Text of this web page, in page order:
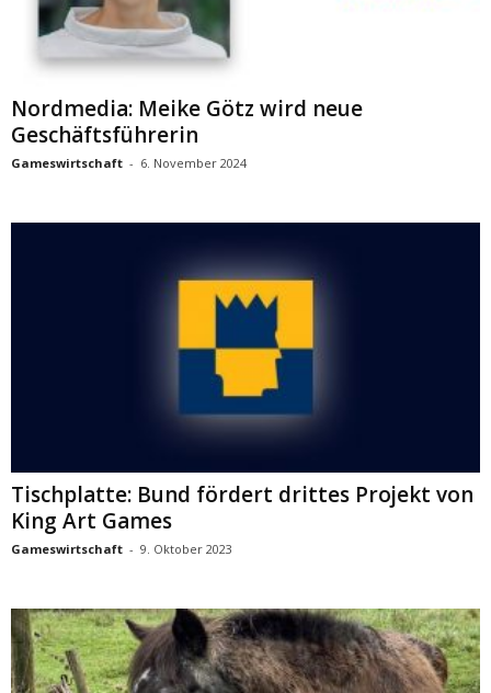
Nordmedia: Meike Götz wird neue
Geschäftsführerin
Gameswirtschaft - 6. November 2024
Tischplatte: Bund fördert drittes Projekt von
King Art Games
Gameswirtschaft - 9. Oktober 2023